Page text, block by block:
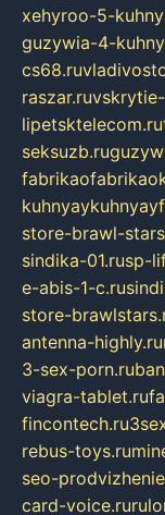
xehyroo-5-
guzywia-4-
cs68.ru
raszar.ru
lipetsktelecom.ru
seksuzb.ru
store-brawl-
sindika-01.rusp-
e-abis-1-c.ru
store-
antenna-highly.ru
3-sex-porn.ru
viagra-tablet.ru
fincontech.ru
rebus-toys.ru
seo-
card-voice.ru